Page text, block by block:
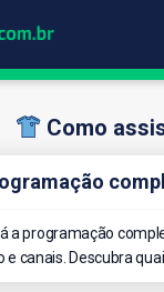
Como
a programação
e canais. Descubra